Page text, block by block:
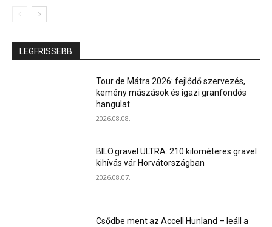
LEGFRISSEBB
Tour de Mátra 2026: fejlődő szervezés,
kemény mászások és igazi granfondós
hangulat
2026.08.08.
BILO.gravel ULTRA: 210 kilométeres gravel
kihívás vár Horvátországban
2026.08.07.
Csődbe ment az Accell Hunland – leáll a